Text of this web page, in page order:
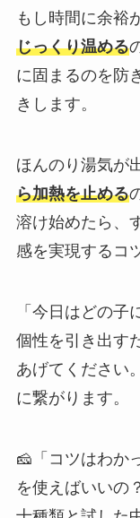
もし時間に余裕
じっくり温める
に固まるのを防
きします。
ほんのり湯気が
ら加熱を止める
溶け始めたら、
感を実現するコ
「今日はどの
個性を引き出す
あげてください
に繋がります。
🧀「コツはわか
を使えばいいの